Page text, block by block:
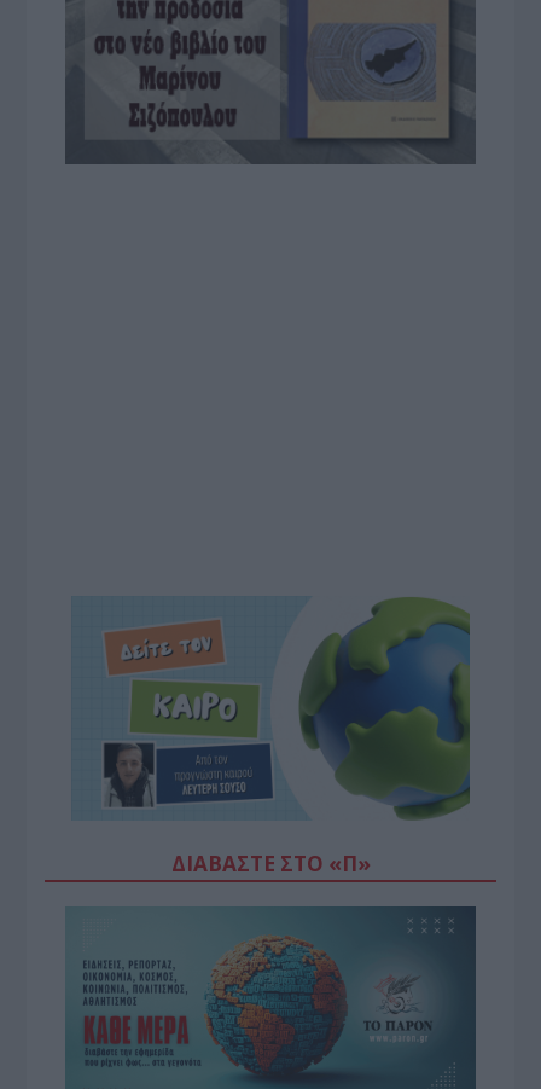
ΔΙΑΒΆΣΤΕ ΣΤΟ «Π»